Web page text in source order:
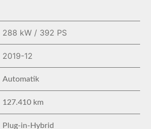
288 kW / 392 PS
2019-12
Automatik
127.410 km
Plug-in-Hybrid